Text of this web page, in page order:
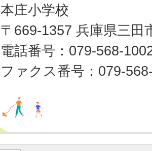
本庄小学校
〒669-1357 兵庫県三田
電話番号：079-568-
ファクス番号：079-